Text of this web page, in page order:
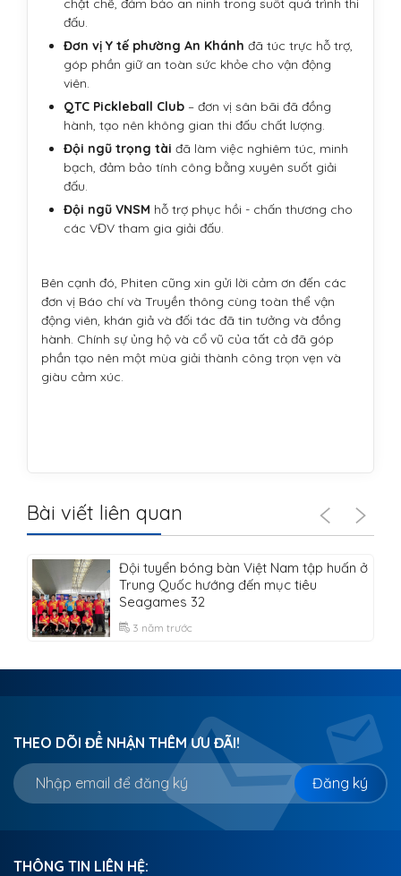
chặt chẽ, đảm bảo an ninh trong suốt quá trình thi
đấu.
Đơn vị Y tế phường An Khánh đã túc trực hỗ trợ,
góp phần giữ an toàn sức khỏe cho vận động
viên.
QTC Pickleball Club – đơn vị sân bãi đã đồng
hành, tạo nên không gian thi đấu chất lượng.
Đội ngũ trọng tài đã làm việc nghiêm túc, minh
bạch, đảm bảo tính công bằng xuyên suốt giải
đấu.
Đội ngũ VNSM hỗ trợ phục hồi - chấn thương cho
các VĐV tham gia giải đấu.
Bên cạnh đó, Phiten cũng xin gửi lời cảm ơn đến các
đơn vị Báo chí và Truyền thông cùng toàn thể vận
động viên, khán giả và đối tác đã tin tưởng và đồng
hành. Chính sự ủng hộ và cổ vũ của tất cả đã góp
phần tạo nên một mùa giải thành công trọn vẹn và
giàu cảm xúc.
Bài viết liên quan
Đội tuyển bóng bàn Việt Nam tập huấn ở
Trung Quốc hướng đến mục tiêu
Seagames 32
3 năm trước
THEO DÕI ĐỂ NHẬN THÊM ƯU ĐÃI!
Đăng ký
THÔNG TIN LIÊN HỆ: